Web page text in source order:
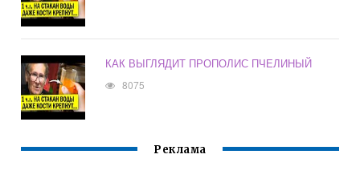
КАК ВЫГЛЯДИТ ПРОПОЛИС ПЧЕЛИНЫЙ
8075
Реклама